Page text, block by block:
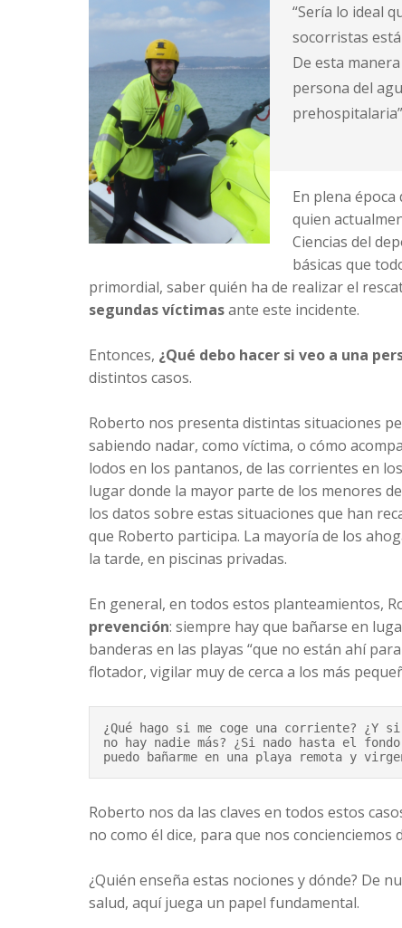
“Sería lo ideal
socorristas
De esta
persona del
En plena
quien
Ciencias del
básicas que
primordial, saber quién ha de realizar el
segundas víctimasante este incidente.
Entonces, ¿Qué debo hacer si veo a una
distintos casos.
Roberto nos presenta distintas situaciones
sabiendo nadar, como víctima, o cómo
lodos en los pantanos, de las corrientes en los
lugar donde la mayor parte de los menores
los datos sobre estas situaciones que han
que Roberto participa. La mayoría de los
la tarde, en piscinas privadas.
En general, en todos estos planteamientos,
prevención: siempre hay que bañarse en
banderas en las playas “que no están ahí
flotador, vigilar muy de cerca a los más
¿Qué hago si me coge una corriente? ¿Y
no hay nadie más? ¿Si nado hasta el
puedo bañarme en una playa remota y
Roberto nos da las claves en todos estos
no como él dice, para que nos
¿Quién enseña estas nociones y dónde? De
salud, aquí juega un papel fundamental.